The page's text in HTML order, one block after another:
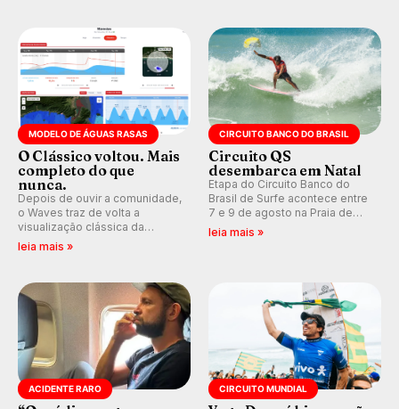
Kelly Slater convidado.
MODELO DE ÁGUAS RASAS
O Clássico voltou. Mais
completo do que
nunca.
Depois de ouvir a comunidade,
o Waves traz de volta a
visualização clássica da
previsão de águas rasas,
ondas para até 16 dias.
leia mais »
CIRCUITO BANCO DO BRASIL
Circuito QS
desembarca em Natal
Etapa do Circuito Banco do
Brasil de Surfe acontece entre
7 e 9 de agosto na Praia de
Miami (RN), em disputas
leia mais »
ACIDENTE RARO CIRCUITO MUNDIAL